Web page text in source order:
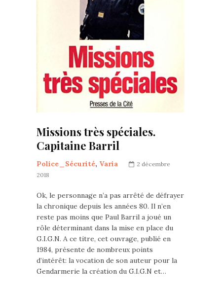
Missions très spéciales.
Capitaine Barril
Police_Sécurité, Varia
2 décembre
2018
Ok, le personnage n’a pas arrêté de défrayer
la chronique depuis les années 80. Il n’en
reste pas moins que Paul Barril a joué un
rôle déterminant dans la mise en place du
G.I.G.N. A ce titre, cet ouvrage, publié en
1984, présente de nombreux points
d’intérêt: la vocation de son auteur pour la
Gendarmerie la création du G.I.G.N et…